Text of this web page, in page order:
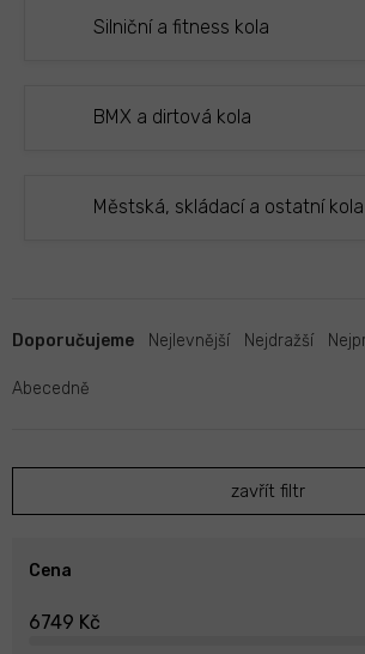
Silniční a fitness kola
BMX a dirtová kola
Městská, skládací a ostatní kola
a
e
p
o
Doporučujeme Nejlevnější Nejdražší
Abecedně
zavřít filtr
Cena
6749 Kč